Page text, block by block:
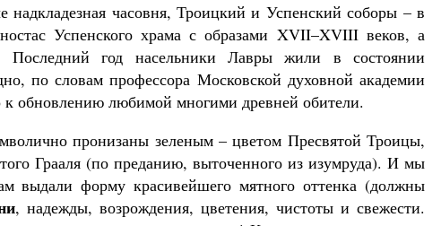
надкладезная часовня, Троицкий и Успенский соборы – в
Успенского храма с образами XVII–XVIII веков, а
Последний год насельники Лавры жили в состоянии
по словам профессора Московской духовной академии
к обновлению любимой многими древней обители.
пронизаны зеленым – цветом Пресвятой Троицы,
Грааля (по преданию, выточенного из изумруда). И мы
выдали форму красивейшего мятного оттенка (должны
, надежды, возрождения, цветения, чистоты и свежести.